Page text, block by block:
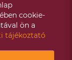
cookie-
ön a
tájékoztató